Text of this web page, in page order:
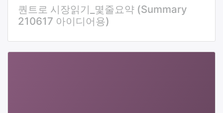
퀀트로 시장읽기_몇줄요약 (Summary
210617 아이디어용)